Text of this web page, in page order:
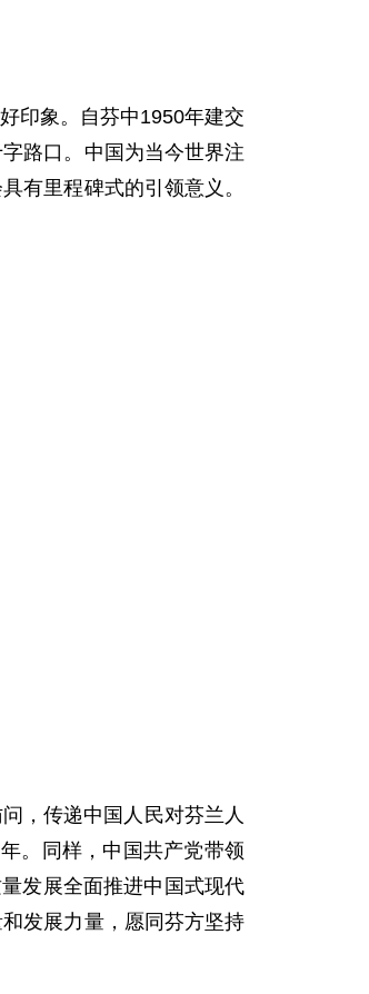
印象。自芬中1950年建交
路口。中国为当今世界注
有里程碑式的引领意义。
，传递中国人民对芬兰人
。同样，中国共产党带领
发展全面推进中国式现代
发展力量，愿同芬方坚持